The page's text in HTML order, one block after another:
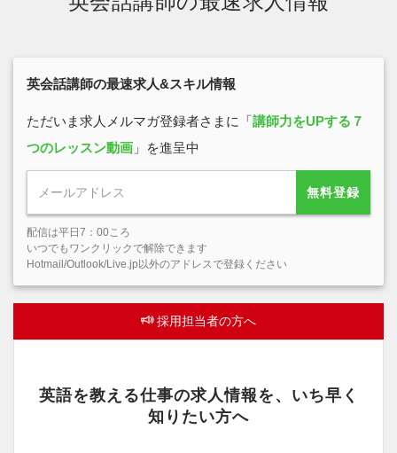
英会話講師の最速求人&スキル情報
ただいま求人メルマガ登録者さまに「講師力をUPする７
つのレッスン動画 」を進呈中
無料登録
配信は平日7：00ころ
いつでもワンクリックで解除できます
Hotmail/Outlook/Live.jp以外のアドレスで登録ください
採用担当者の方へ
英語を教える仕事の求人情報を、いち早く
知りたい方へ